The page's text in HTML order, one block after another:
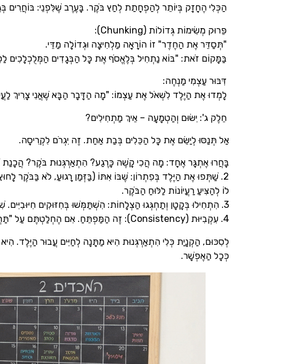
הַכְּלִי הֶחָזָק בְּיוֹתֵר לְהַפְחָתַת לְחַץ בֹּקֶר. בָּעֶרֶב שֶׁלִּפְנֵי: בּוֹחֲרִים
פֵּרוּק מְשִׂימוֹת גְּדוֹלוֹת (Chunking):
"תְּסַדֵּר אֶת הַחֶדֶר" זוֹ הוֹרָאָה מַלְחִיצָה וּגְדוֹלָה מַדֵּי.
בַּמָּקוֹם זֹאת: "בּוֹא נַתְחִיל בְּלֶאֱסֹף אֶת כָּל הַבְּגָדִים הַמְּלֻכְלָכִים
דִּבּוּר עַצְמִי מַנְחֶה:
לָמְדוּ אֶת הַיֶּלֶד לִשְׁאֹל אֶת עַצְמוֹ: "מָה הַדָּבָר הַבָּא שֶׁאֲנִי צָרִיךְ
חֵלֶק ג': יִשּׂוּם וְהַטְמָעָה – אֵיךְ מַתְחִילִים?
אַל תְּנַסּוּ לְיַשֵּׂם אֶת כָּל הַכֵּלִים בְּבַת אַחַת. זֶה יִגְרֹם לִקְרִיסָה.
בָּחֲרוּ אֶתְגָּר אֶחָד: מָה הֲכִי קָשֶׁה כָּרֶגַע? הִתְאַרְגְּנוּת בֹּקֶר? הֲכָנַת
2. שַׁתְּפוּ אֶת הַיֶּלֶד בְּפִתְרוֹן: שֶׁבּוֹ אִתּוֹ (בַּזְּמַן רָגוּעַ, לֹא בַּבֹּקֶר
לוֹ לְהַצִּיעַ רַעֲיוֹנוֹת לַלּוּחַ הַבֹּקֶר.
3. הִתְחִילוּ בְּקָטָן וְתַחְגְּגוּ הַצְלָחוֹת: הִשְׁתַּמְּשׁוּ בְּחִזּוּקִים חִיּוּבִיִּים. שִׁבְחוֹ אֶת הַמַּאֲמָץ ("רָאִיתִי אֵיךְ הֲכָנַת אֶת הַתִּיק לְבַד אֶתְמוֹל בָּעֶרֶב, זֶה מְאוֹד עֵזֶר לָנוּ הַבֹּקֶר").
4. עִקְבִיּוּת (Consistency): זֶה הַמַּפְתֵּחַ. אִם הֶחְלַטְתֶּם עַל "תַּחֲנַת עֲגִינָה", הַקְפִּידוּ עַל כָּךְ כָּל יוֹם בְּמֶשֶׁךְ שְׁבוּעַיִם עַד שֶׁזֶּה הוֹפֵךְ לְהֶרְגֵּל.
לְסִכּוּם, הַקְנָיַת כְּלִי הִתְאַרְגְּנוּת הִיא מַתָּנָה לְחַיִּים עֲבוּר הַיֶּלֶד.
כְּכָל הַאֶפְשָׁר.